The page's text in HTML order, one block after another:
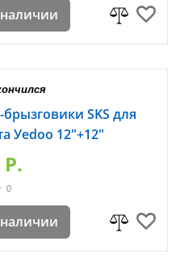
SKS для
Уedoo 12"+12"
0